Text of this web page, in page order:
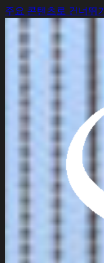
주요 콘텐츠로 건너뛰기